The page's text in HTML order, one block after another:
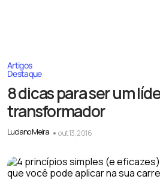
Artigos
Destaque
8 dicas para ser um
transformador
Luciano Meira out 13, 2016